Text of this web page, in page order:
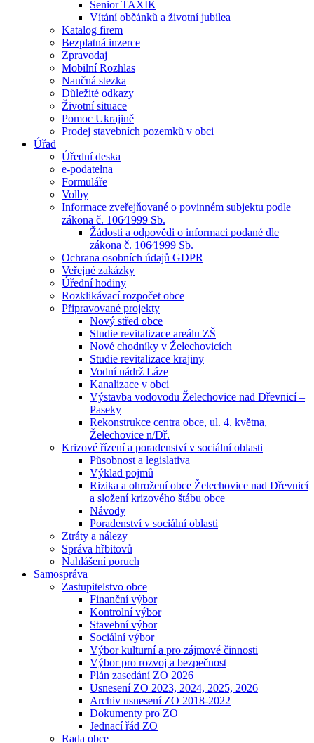
Senior TAXÍK
Vítání občánků a životní jubilea
Katalog firem
Bezplatná inzerce
Zpravodaj
Mobilní Rozhlas
Naučná stezka
Důležité odkazy
Životní situace
Pomoc Ukrajině
Prodej stavebních pozemků v obci
Úřad
Úřední deska
e-podatelna
Formuláře
Volby
Informace zveřejňované o povinném subjektu podle
zákona č. 106⁄1999 Sb.
Žádosti a odpovědi o informaci podané dle
zákona č. 106⁄1999 Sb.
Ochrana osobních údajů GDPR
Veřejné zakázky
Úřední hodiny
Rozklikávací rozpočet obce
Připravované projekty
Nový střed obce
Studie revitalizace areálu ZŠ
Nové chodníky v Želechovicích
Studie revitalizace krajiny
Vodní nádrž Láze
Kanalizace v obci
Výstavba vodovodu Želechovice nad Dřevnicí –
Paseky
Rekonstrukce centra obce, ul. 4. května,
Želechovice n/Dř.
Krizové řízení a poradenství v sociální oblasti
Působnost a legislativa
Výklad pojmů
Rizika a ohrožení obce Želechovice nad Dřevnicí
a složení krizového štábu obce
Návody
Poradenství v sociální oblasti
Ztráty a nálezy
Správa hřbitovů
Nahlášení poruch
Samospráva
Zastupitelstvo obce
Finanční výbor
Kontrolní výbor
Stavební výbor
Sociální výbor
Výbor kulturní a pro zájmové činnosti
Výbor pro rozvoj a bezpečnost
Plán zasedání ZO 2026
Usnesení ZO 2023, 2024, 2025, 2026
Archiv usnesení ZO 2018-2022
Dokumenty pro ZO
Jednací řád ZO
Rada obce